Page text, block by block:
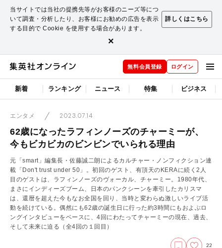
当サイトでは当社の提携先等がお客様のニーズ等につ
いて調査・分析したり、お客様にお勧めの広告を表示
する目的で Cookie を使用する場合があります。
詳しくはこちら
×
無料会員登録 ログイン
新着 ランキング ニュース 特集 ビジネス
エンタメ 2023.07.14
62歳になったラフィンノーズのチャーミーが、
今もビカビカのビンビンでいられる理由
元「smart」編集長・佐藤誠二朗によるカルチャー・ノンフィクション連
載「Don't trust under 50」。初回のゲスト、有頂天のKERAに続く2人
目のゲストは、ラフィンノーズのヴォーカル、チャーミー。1980年代、
まさにインディーズブーム、日本のパンクシーンを牽引したカリスマ
は、還暦を超えた今もなお全国を回り、当時と変わらぬ激しいライブ活
動を続けている。偶然にも62歳の誕生日に行った約3時間にもおよぶロ
ングインタビューをベースに、4回にわたってチャーミーの現在、過去、
そして未来に迫る（全4回の１回目）
22